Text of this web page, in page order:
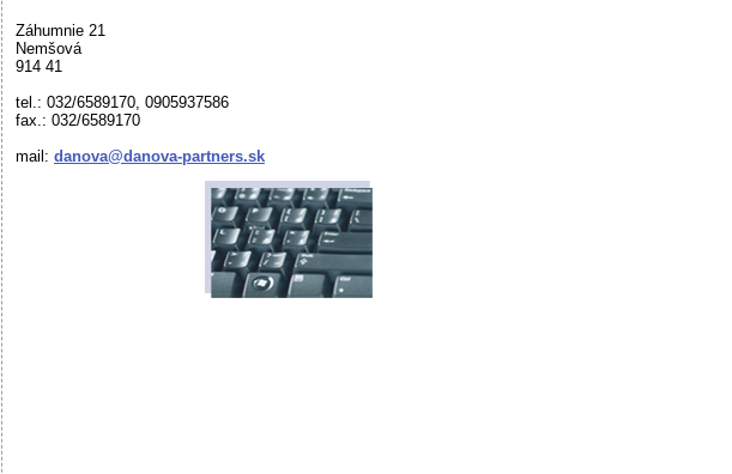
Záhumnie 21
Nemšová
914 41
tel.: 032/6589170, 0905937586
fax.: 032/6589170
mail: danova@danova-partners.sk